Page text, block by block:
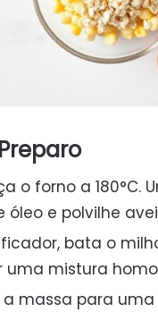
o forno a
óleo e polvilhe
bata o
uma mistura
a massa para